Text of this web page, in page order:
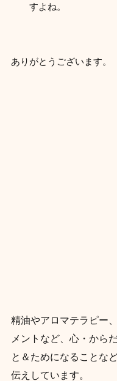
すよね。
ありがとうございます。
精油やアロマテラピー
メントなど、心・から
と＆ためになることな
伝えしています。